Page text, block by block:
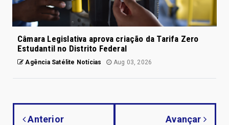
Câmara Legislativa aprova criação da Tarifa Zero
Estudantil no Distrito Federal
Agência Satélite Notícias Aug 03, 2026
Anterior Avançar